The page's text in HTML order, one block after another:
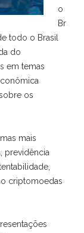
o
Br
todo o Brasil
do
em temas
os
mais
previdência
criptomoedas